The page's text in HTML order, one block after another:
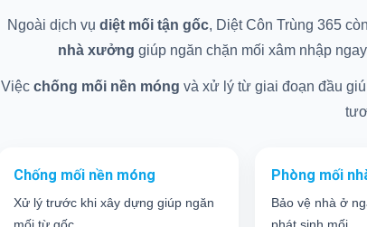
Ngoài dịch vụ diệt mối tận gốc, Diệt Côn Trùng 365
nhà xưởng giúp ngăn chặn mối xâm nhập
Việc chống mối nền móng và xử lý từ giai đoạn đầu
Chống mối nền móng
Xử lý trước khi xây dựng giúp ngăn
Phòng mối
Bảo vệ nhà ở